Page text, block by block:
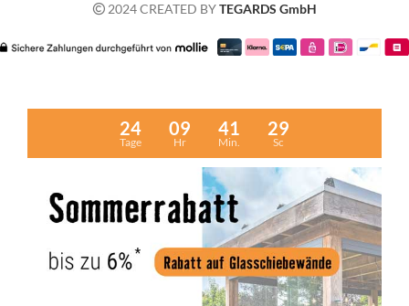
2024 CREATED BYTEGARDS GmbH
24
Tage
09
Hr
41
Min.
28
Sc